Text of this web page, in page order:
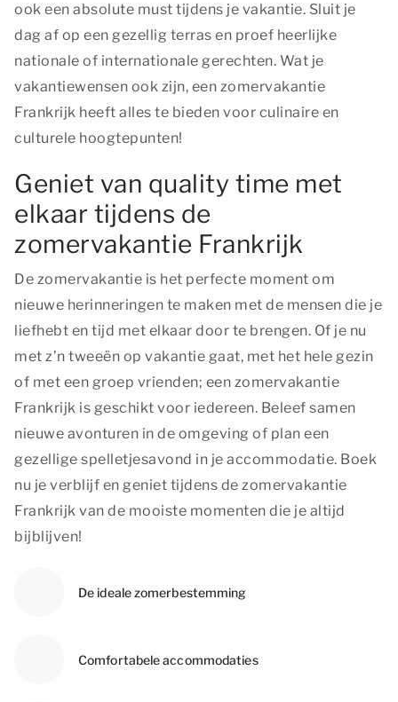
ook een absolute must tijdens je vakantie. Sluit je
dag af op een gezellig terras en proef heerlijke
nationale of internationale gerechten. Wat je
vakantiewensen ook zijn, een zomervakantie
Frankrijk heeft alles te bieden voor culinaire en
culturele hoogtepunten!
Geniet van quality time met
elkaar tijdens de
zomervakantie Frankrijk
De zomervakantie is het perfecte moment om
nieuwe herinneringen te maken met de mensen die je
liefhebt en tijd met elkaar door te brengen. Of je nu
met z’n tweeën op vakantie gaat, met het hele gezin
of met een groep vrienden; een zomervakantie
Frankrijk is geschikt voor iedereen. Beleef samen
nieuwe avonturen in de omgeving of plan een
gezellige spelletjesavond in je accommodatie. Boek
nu je verblijf en geniet tijdens de zomervakantie
Frankrijk van de mooiste momenten die je altijd
bijblijven!
De ideale zomerbestemming
Comfortabele accommodaties